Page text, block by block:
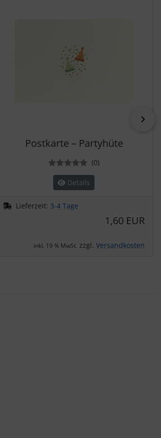
Postkarte – Partyhüte
(0Bewertungen
)
Details
Lieferzeit: 3-4 Tage
1,60 EUR
inkl. 19 % MwSt. zzgl. Versandkosten